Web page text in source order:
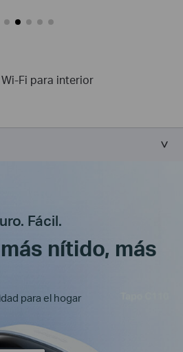
Fi para interior
Fácil.
nítido, más
para el hogar